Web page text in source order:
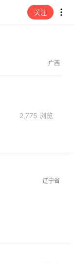
关注
广西
2,775 浏览
辽宁省